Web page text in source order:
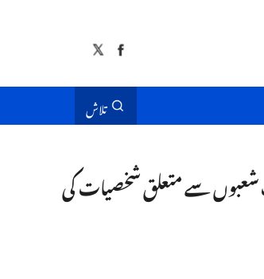
تلاش
شعبوں سے متعلق شخصیات کی